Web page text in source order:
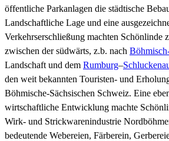
öffentliche Parkanlagen die städtische
Landschaftliche Lage und eine
Verkehrserschließung machten Schönlinde
zwischen der südwärts, z.b. nach
Landschaft und dem Rumburg–
den weit bekannten Touristen- und
Böhmische-Sächsischen Schweiz. Eine
wirtschaftliche Entwicklung machte
Wirk- und Strickwarenindustrie
bedeutende Webereien, Färberein,